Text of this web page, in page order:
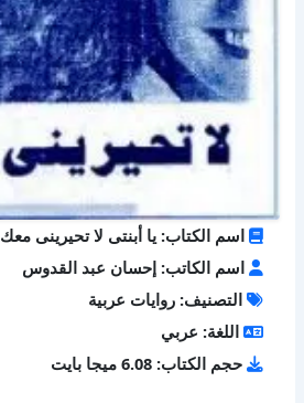
اسم الكتاب: يا أبنتى لا تحيرينى معك
اسم الكاتب: إحسان عبد القدوس
التصنيف: روايات عربية
اللغة: عربي
حجم الكتاب: 6.08 ميجا بايت